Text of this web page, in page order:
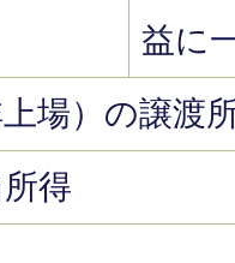
益に
場）の譲渡
得